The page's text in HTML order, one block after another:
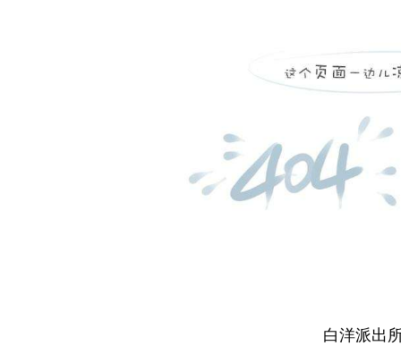
白洋派出